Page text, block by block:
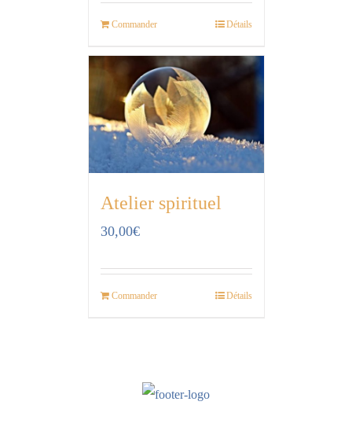
Commander Détails
Atelier spirituel
30,00€
Commander Détails